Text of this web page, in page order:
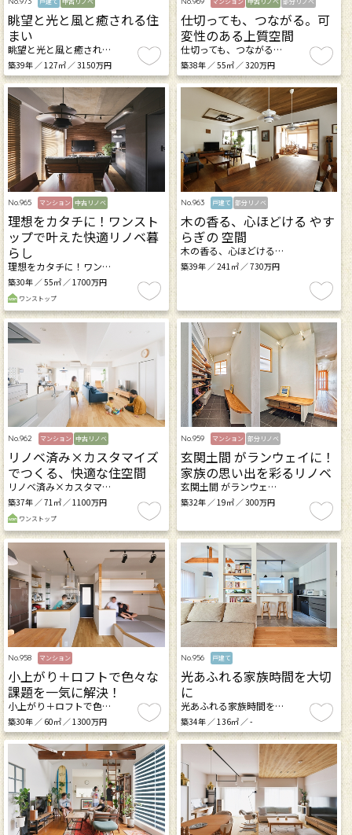
眺望と光と風と癒される住
まい
眺望と光と風と癒され…
築39年 ／ 127㎡ ／ 3150万円
仕切っても、つながる。可
変性のある上質空間
仕切っても、つながる…
築38年 ／ 55㎡ ／ 320万円
No.965 マンション 中古リノベ
理想をカタチに！ワンスト
ップで叶えた快適リノベ暮
らし
理想をカタチに！ワン…
築30年 ／ 55㎡ ／ 1700万円
ワンストップ
No.963 戸建て 部分リノベ
木の香る、心ほどける やす
らぎの 空間
木の香る、心ほどける…
築39年 ／ 241㎡ ／ 730万円
No.962 マンション 中古リノベ
リノベ済み×カスタマイズ
でつくる、快適な住空間
リノベ済み×カスタマ…
築37年 ／ 71㎡ ／ 1100万円
ワンストップ
No.959 マンション 部分リノベ
玄関土間 がランウェイに！
家族の思い出を彩るリノベ
玄関土間 がランウェ…
築32年 ／ 19㎡ ／ 300万円
No.958 マンション
小上がり＋ロフトで色々な
課題を一気に解決！
小上がり＋ロフトで色…
築30年 ／ 60㎡ ／ 1300万円
No.956 戸建て
光あふれる家族時間を大切
に
光あふれる家族時間を…
築34年 ／ 136㎡ ／ -